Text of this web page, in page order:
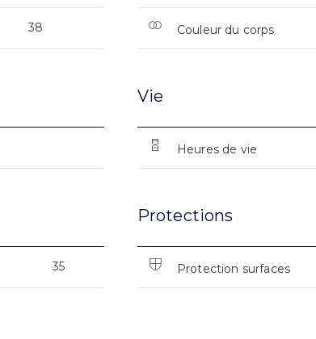
38 Couleur du corps
Vie
Heures de vie
35
Protections
Protection surfaces